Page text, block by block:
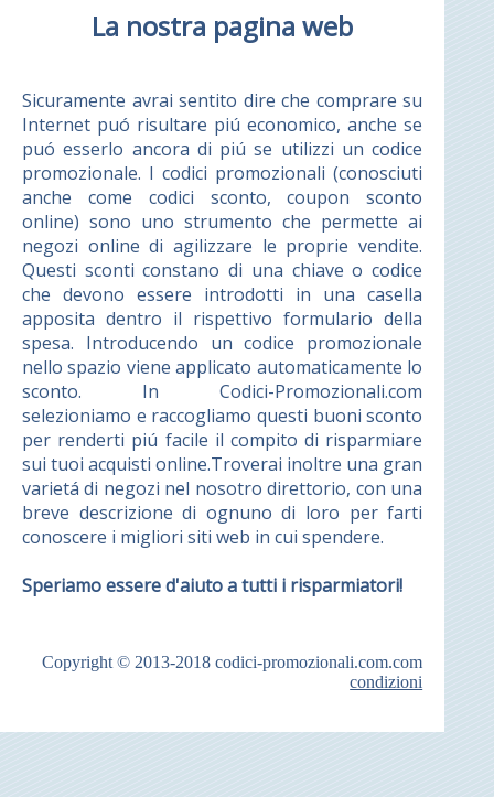
La nostra pagina web
Sicuramente avrai sentito dire che comprare su
Internet puó risultare piú economico, anche se
puó esserlo ancora di piú se utilizzi un codice
promozionale. I codici promozionali (conosciuti
anche come codici sconto, coupon sconto
online) sono uno strumento che permette ai
negozi online di agilizzare le proprie vendite.
Questi sconti constano di una chiave o codice
che devono essere introdotti in una casella
apposita dentro il rispettivo formulario della
spesa. Introducendo un codice promozionale
nello spazio viene applicato automaticamente lo
sconto. In Codici-Promozionali.com
selezioniamo e raccogliamo questi buoni sconto
per renderti piú facile il compito di risparmiare
sui tuoi acquisti online.Troverai inoltre una gran
varietá di negozi nel nosotro direttorio, con una
breve descrizione di ognuno di loro per farti
conoscere i migliori siti web in cui spendere.
Speriamo essere d'aiuto a tutti i risparmiatori!
Copyright © 2013-2018 codici-promozionali.com.com
condizioni